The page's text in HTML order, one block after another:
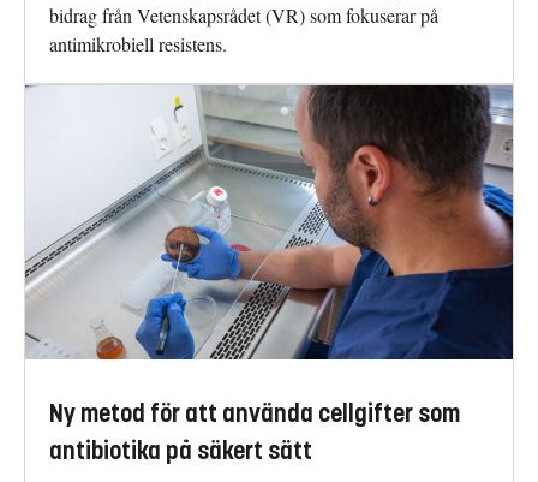
bidrag från Vetenskapsrådet (VR) som fokuserar på
antimikrobiell resistens.
Ny metod för att använda cellgifter som
antibiotika på säkert sätt